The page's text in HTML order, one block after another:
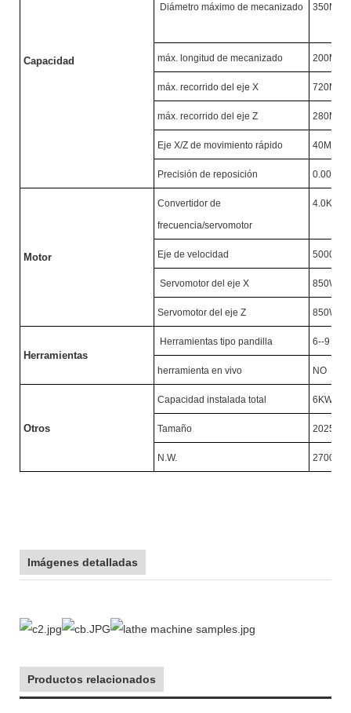
Capacidad
Diámetro máximo de mecanizado 350MM
máx. longitud de mecanizado 200MM
máx. recorrido del eje X 720MM
máx. recorrido del eje Z 280MM
Eje X/Z de movimiento rápido 40M/
Precisión de reposición
Motor
Convertidor de
frecuencia/servomotor
4.0KW/
Eje de velocidad 5000R/
Servomotor del eje X 850W
Servomotor del eje Z 850W
Herramientas
Herramientas tipo pandilla 6--9
herramienta en vivo NO
Otros
Capacidad instalada total 6KW
Tamaño
N.W. 2700KG
Imágenes detalladas
Productos relacionados